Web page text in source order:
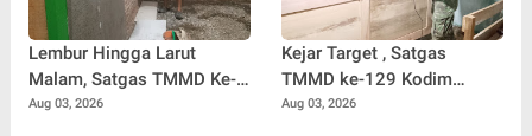
Lembur Hingga Larut
Malam, Satgas TMMD Ke-
129 Kebut Penyelesaian
Aug 03, 2026
Kejar Target , Satgas
TMMD ke-129 Kodim
0102/Pidie Lembur Pasang
Aug 03, 2026